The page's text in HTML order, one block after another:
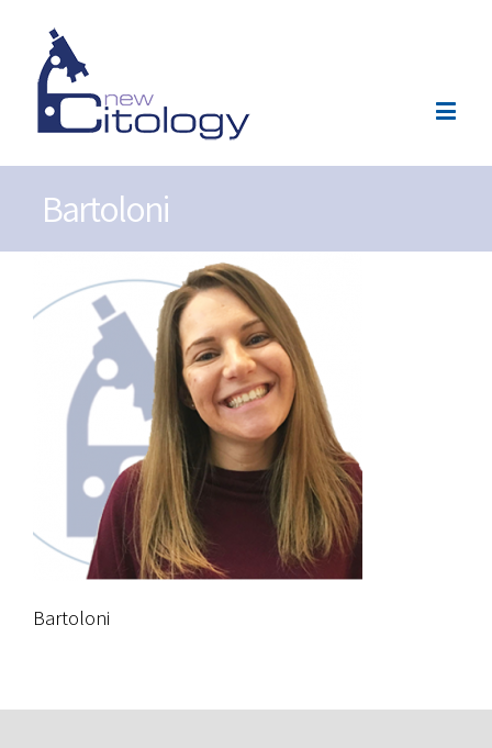
Bartoloni
Bartoloni